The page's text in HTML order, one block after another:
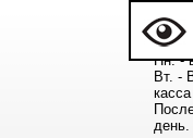
Пн. -
Вт. -
день.